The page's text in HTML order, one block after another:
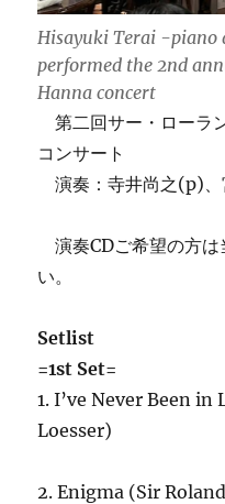
Hisayuki Terai -piano
performed the 2nd
Hanna concert
第二回サー・ローラ
コンサート
演奏：寺井尚之(p)
演奏CDご希望の方は
い。
Setlist
=1st Set=
1. I’ve Never Been
Loesser)
2. Enigma (Sir